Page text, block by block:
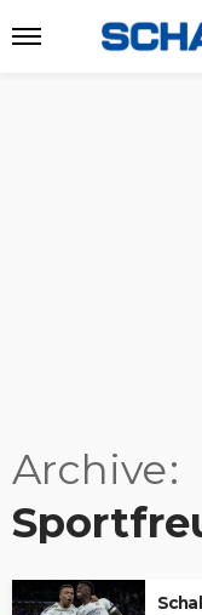
Archive